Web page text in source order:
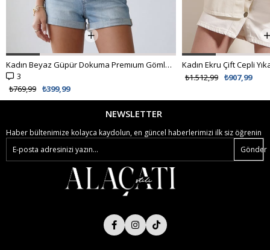
Kadın Beyaz Güpür Dokuma Premıum Gömlek ALC-X4366
3
₺399,99
₺769,99
₺907,99
₺1.512,99
NEWSLETTER
Haber bültenimize kolayca kaydolun, en güncel haberlerimizi ilk siz öğrenin
Gönder